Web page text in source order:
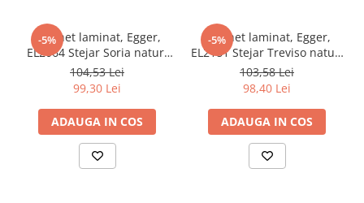
-5%
Parchet laminat, Egger,
EL2064 Stejar Soria natur,
10 mm, 4V, AQ24, Be
Simplistic 2
104,53 Lei
99,30 Lei
ADAUGA IN COS
-5%
Parchet laminat, Egger,
EL2181 Stejar Treviso natur,
10 mm, 4V, AQ24, Live
Natural 2
103,58 Lei
98,40 Lei
ADAUGA IN COS